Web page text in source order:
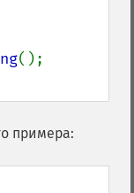
примера: